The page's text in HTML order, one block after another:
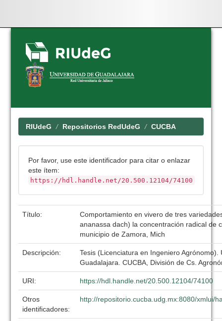
Skip
navigation
RIUdeG Repositorios RedUdeG CUCBA
Por favor, use este identificador para citar o enlazar
este ítem:
https://hdl.handle.net/20.500.12104/74100
Título:
Comportamiento en vivero de tres
ananassa dach) la concentración radical de
municipio de Zamora, Mich
Descripción:
Tesis (Licenciatura en Ingeniero Agrónomo).
Guadalajara. CUCBA, División de Cs.
URI: https://hdl.handle.net/20.500.12104/74100
Otros
identificadores:
http://repositorio.cucba.udg.mx:8080/xmlui/